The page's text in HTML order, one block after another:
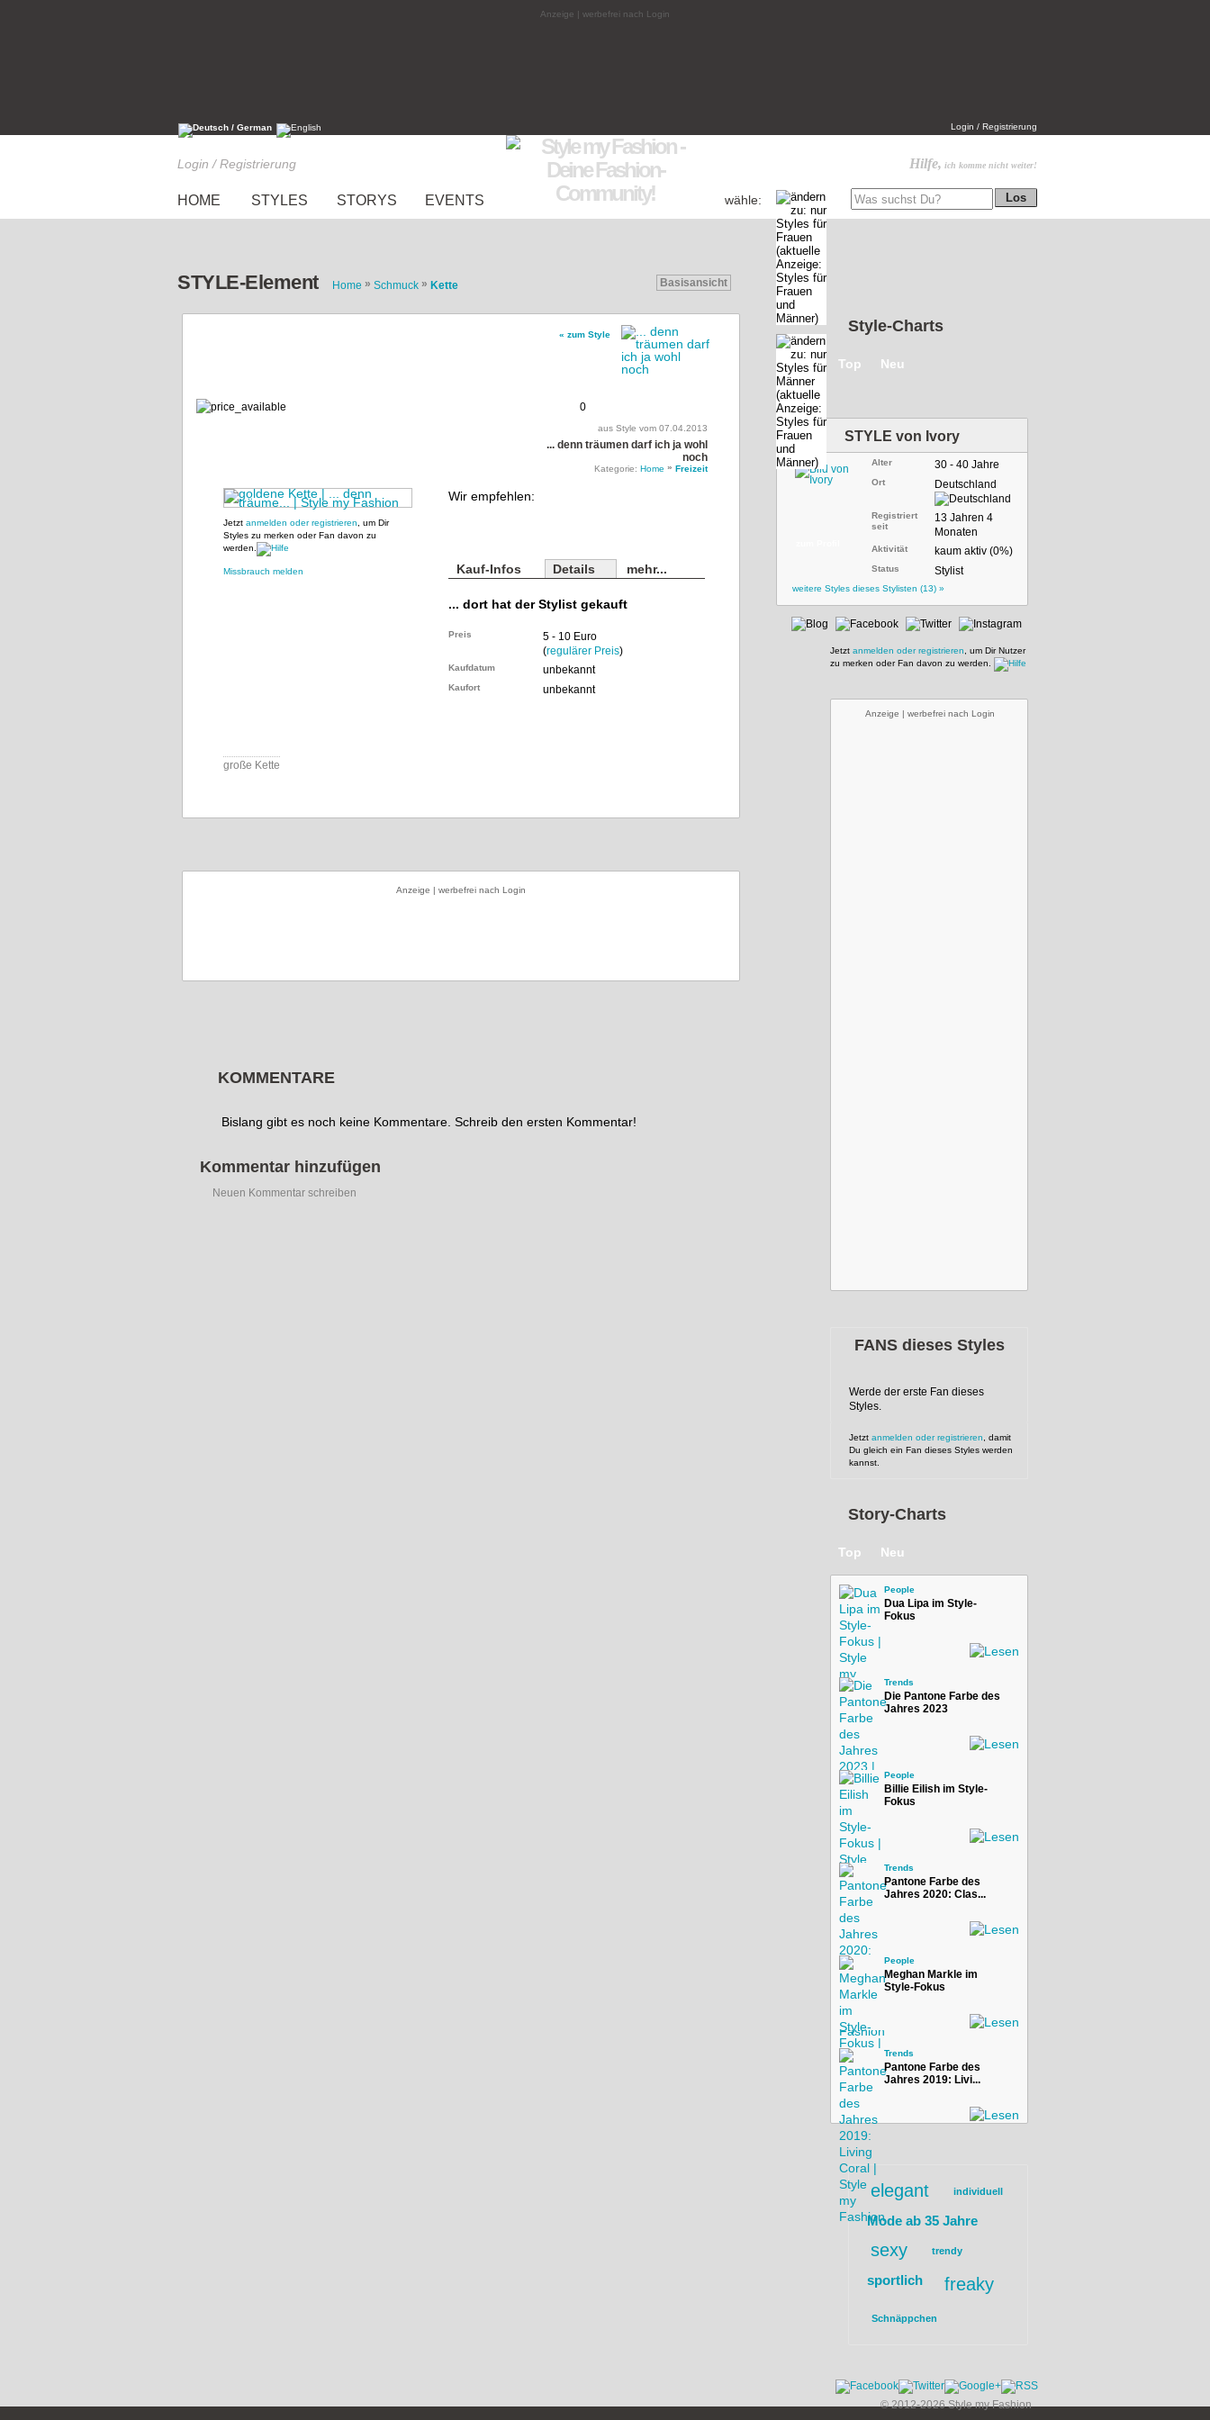
Anzeige | werbefrei nach Login
Login / Registrierung
Hilfe, ich komme nicht weiter!
Login / Registrierung
HOME STYLES STORYS EVENTS wähle:
STYLE-Element Home » Schmuck » Kette Basisansicht
« zum Style
0
aus Style vom 07.04.2013
... denn träumen darf ich ja wohl
noch
Kategorie: Home » Freizeit
Jetzt anmelden oder registrieren , um Dir
Styles zu merken oder Fan davon zu
werden.
Missbrauch melden
Wir empfehlen:
Kauf-Infos Details mehr...
... dort hat der Stylist gekauft
Preis
5 - 10 Euro
(regulärer Preis)
Kaufdatum unbekannt
Kaufort unbekannt
große Kette
Anzeige | werbefrei nach Login
KOMMENTARE
Bislang gibt es noch keine Kommentare. Schreib den ersten Kommentar!
Kommentar hinzufügen
Neuen Kommentar schreiben
Style-Charts
Top Neu
STYLE von Ivory
Alter 30 - 40 Jahre
Ort Deutschland
Registriert
seit
13 Jahren 4
Monaten
Aktivität kaum aktiv (0%)
Status Stylist
weitere Styles dieses Stylisten (13) »
Jetzt anmelden oder registrieren , um Dir Nutzer
zu merken oder Fan davon zu werden.
Anzeige | werbefrei nach Login
FANS dieses Styles
Werde der erste Fan dieses
Styles.
Jetzt anmelden oder registrieren , damit
Du gleich ein Fan dieses Styles werden
kannst.
Story-Charts
Top Neu
People
Dua Lipa im Style-
Fokus
Trends
Die Pantone Farbe des
Jahres 2023
People
Billie Eilish im Style-
Fokus
Trends
Pantone Farbe des
Jahres 2020: Clas...
People
Meghan Markle im
Style-Fokus
Trends
Pantone Farbe des
Jahres 2019: Livi...
elegant individuell
Mode ab 35 Jahre
sexy trendy
sportlich freaky
Schnäppchen
© 2012-2026 Style my Fashion